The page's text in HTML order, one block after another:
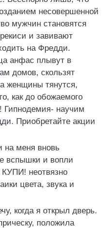
несовершенной
мужчин становятся
и завивают
на Фредди.
анфас плывут в
домов, скользят
женщины тянутся,
как до обожаемого
Гипнодемия- научим
Приобретайте акции
на меня вновь
вспышки и вопли
неотвязно
цвета, звука и
когда я открыл дверь.
положила